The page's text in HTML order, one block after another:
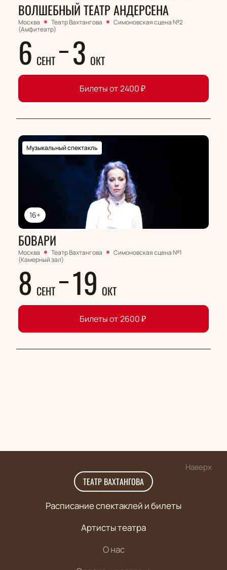
ВОЛШЕБНЫЙ ТЕАТР АНДЕРСЕНА
Москва Театр Вахтангова
Симоновская сцена №2
(Амфитеатр)
6 СЕНТ 3 ОКТ
Билеты от2400₽
16+
Музыкальный спектакль
БОВАРИ
Москва Театр Вахтангова
Симоновская сцена №1
(Камерный зал)
8 СЕНТ 19 ОКТ
Билеты от 2600₽
Наверх
ТЕАТР ВАХТАНГОВА
Расписание спектаклей и билеты
Артисты театра
О нас